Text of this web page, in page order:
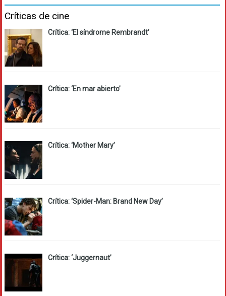
Críticas de cine
Crítica: ‘El síndrome Rembrandt’
Crítica: ‘En mar abierto’
Crítica: ‘Mother Mary’
Crítica: ‘Spider-Man: Brand New Day’
Crítica: ‘Juggernaut’